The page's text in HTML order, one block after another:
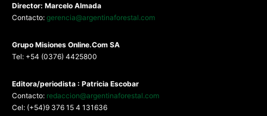
Director: Marcelo Almada
Contacto: gerencia@argentinaforestal.com
Grupo Misiones Online.Com SA
Tel: +54 (0376) 4425800
Editora/periodista : Patricia Escobar
Contacto: redaccion@argentinaforestal.com
Cel: (+54)9 376 15 4 131636